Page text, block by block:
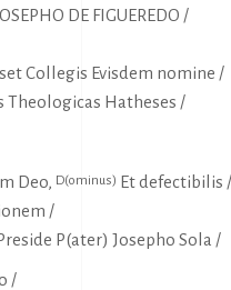
DE FIGUEREDO /
Collegis Evisdem nomine /
Theologicas Hatheses /
Deo, D(ominus) Et defectibilis /
/
P(ater) Josepho Sola /
/